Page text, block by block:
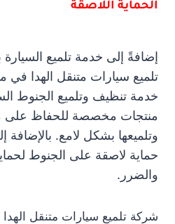
الحماية اللاصقة
إضافةً إلى خدمة تلميع
تلميع سيارات متنقل الهدا في
خدمة تنظيف وتلميع الجنوط
منتجات مخصصة للحفاظ على
وتلميعها بشكل لامع. بالإضافة
حماية لاصقة على الجنوط
والضرر.
شركة تلميع سيارات متنقل